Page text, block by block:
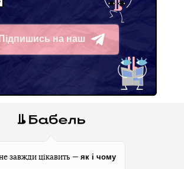
Підпишись на наш
Telegram
завжди цікавить — як і чому